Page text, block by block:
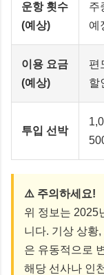
운항 횟수
(예상)
주
예
이용 요금
(예상)
편
할
투입 선박
⚠️ 주의하세요!
위 정보는 2025
니다. 기상 상황
은 유동적으로
해당 선사나 인